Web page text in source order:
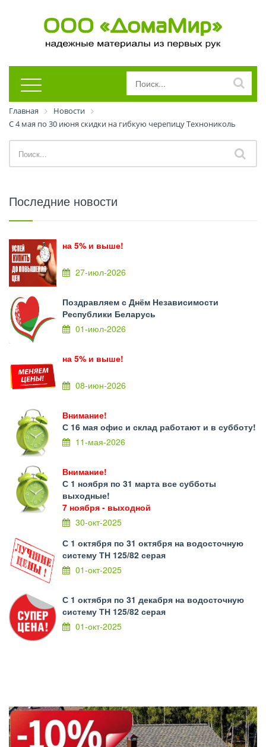
Главная
Новости
С 4 мая по 30 июня скидки на гибкую черепицу Технониколь
Последние новости
на 5% и выше!
27-июл-2026
Поздравляем с Днём Независимости
Республики Беларусь
01-июл-2026
на 5% и выше!
08-июн-2026
Внимание!
С 16 мая офис и склад работают и в субботу!
11-мая-2026
Внимание!
С 1 ноября по 31 марта все субботы
выходные!
7 ноября - выходной
30-окт-2025
С 1 октября по 31 октября на водосточную
систему ТН 125/82 серая
01-окт-2025
С 1 октября по 31 декабря на водосточную
систему ТН 125/82 серая
01-окт-2025